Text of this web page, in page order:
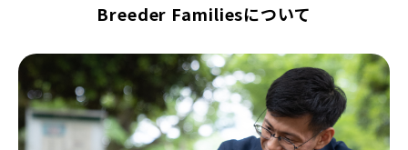
Breeder Familiesについて